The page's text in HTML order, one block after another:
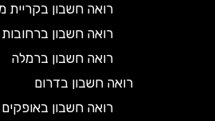
רואה חשבון בקריית מלאכי
רואה חשבון ברחובות
רואה חשבון ברמלה
רואה חשבון בדרום
רואה חשבון באופקים